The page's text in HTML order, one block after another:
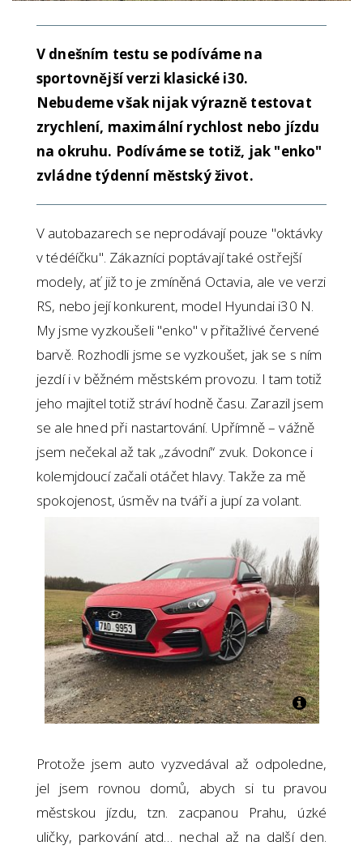
V dnešním testu se podíváme na
sportovnější verzi klasické i30.
Nebudeme však nijak výrazně testovat
zrychlení, maximální rychlost nebo jízdu
na okruhu. Podíváme se totiž, jak "enko"
zvládne týdenní městský život.
V autobazarech se neprodávají pouze "oktávky
v tédéíčku". Zákazníci poptávají také ostřejší
modely, ať již to je zmíněná Octavia, ale ve verzi
RS, nebo její konkurent, model Hyundai i30 N.
My jsme vyzkoušeli "enko" v přitažlivé červené
barvě. Rozhodli jsme se vyzkoušet, jak se s ním
jezdí i v běžném městském provozu. I tam totiž
jeho majitel totiž stráví hodně času. Zarazil jsem
se ale hned při nastartování. Upřímně – vážně
jsem nečekal až tak „závodní“ zvuk. Dokonce i
kolemjdoucí začali otáčet hlavy. Takže za mě
spokojenost, úsměv na tváři a jupí za volant.
Protože jsem auto vyzvedával až odpoledne,
jel jsem rovnou domů, abych si tu pravou
městskou jízdu, tzn. zacpanou Prahu, úzké
uličky, parkování atd… nechal až na další den.